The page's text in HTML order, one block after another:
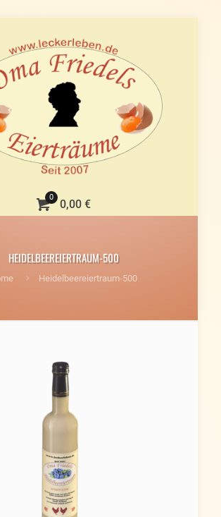
0
0,00 €
HEIDELBEEREIERTRAUM-500
Heidelbeereiertraum-500